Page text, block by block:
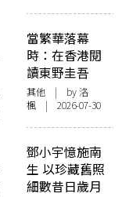
當繁華落幕
時：在香港閱
讀東野圭吾
其他 | by洛
楓 | 2026-07-30
鄧小宇憶施南
生 以珍藏舊照
細數昔日歲月